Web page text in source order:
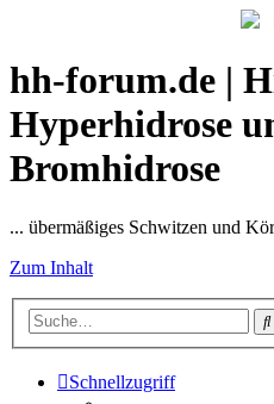
hh-forum.de |
Hyperhidrose
Bromhidrose
... übermäßiges Schwitzen und
Zum Inhalt
Schnellzugriff